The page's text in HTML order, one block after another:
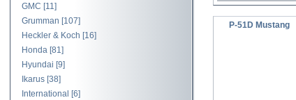
GMC [11]
Grumman [107]
Heckler & Koch [16]
Honda [81]
Hyundai [9]
Ikarus [38]
International [6]
P-51D Mustang